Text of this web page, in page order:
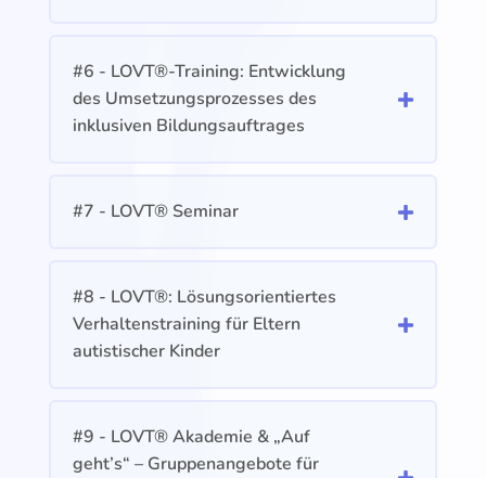
#6 - LOVT®-Training: Entwicklung
des Umsetzungsprozesses des
inklusiven Bildungsauftrages
#7 - LOVT® Seminar
#8 - LOVT®: Lösungsorientiertes
Verhaltenstraining für Eltern
autistischer Kinder
#9 - LOVT® Akademie & „Auf
geht’s“ – Gruppenangebote für